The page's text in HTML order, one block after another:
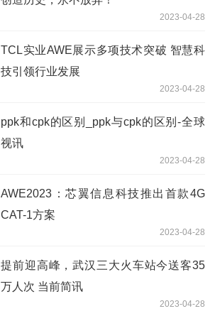
2023-04-28
TCL实业AWE展示多项技术突破 智慧科
技引领行业发展
2023-04-28
ppk和cpk的区别_ppk与cpk的区别-全球
视讯
2023-04-28
AWE2023：芯翼信息科技推出首款4G
CAT-1方案
2023-04-28
提前迎高峰，武汉三大火车站今送客35
万人次 当前简讯
2023-04-28